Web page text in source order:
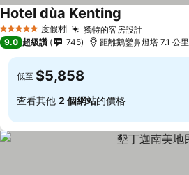
5 星級 度假村 獨特的客房設計
Hotel dùa Kenting
9.0 超級讚 745 距離鵝鑾鼻燈塔 7.1 公里
低至 $5,858
查看其他 2 個網站的價格